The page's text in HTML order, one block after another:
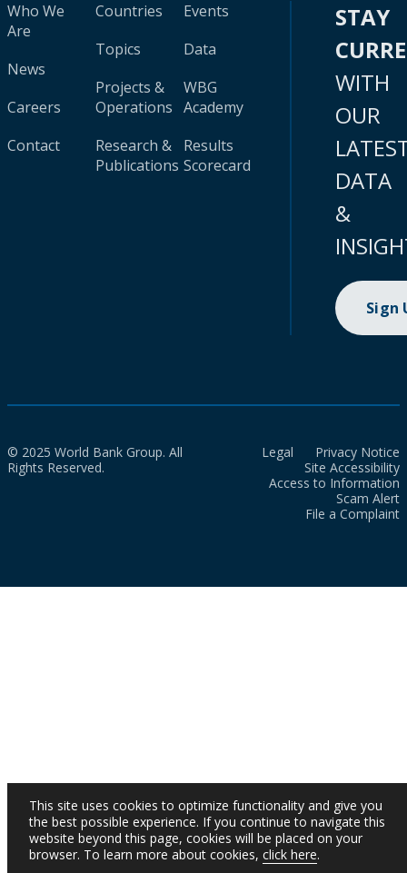
Who We
Are
News
Careers
Contact
Countries
Topics
Projects &
Operations
Research &
Publications
Events
Data
WBG
Academy
Results
Scorecard
STAY
WITH
OUR
DATA
&
Sign
© 2025 World Bank Group. All
Rights Reserved.
Legal
Privacy Notice
Site Accessibility
Access to Information
Scam Alert
File a Complaint
This site uses cookies to optimize functionality and give you
the best possible experience. If you continue to navigate this
website beyond this page, cookies will be placed on your
browser. To learn more about cookies, click here.